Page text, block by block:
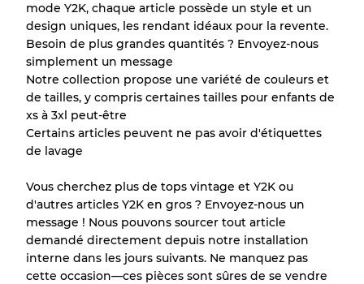
Qualité APresque neuf, usure légère
Qualité BPeu utilisé
Qualité CUsure visible avec taches
Répartition pour ratios mixtes
Qualité AB
70% A, 30% B
Qualité BC
60% B, 40% C
Qualité ABC
30% A, 40% B, 30% C
mode Y2K, chaque article possède un style et un
design uniques, les rendant idéaux pour la revente.
Besoin de plus grandes quantités ? Envoyez-nous
simplement un message
Notre collection propose une variété de couleurs et
de tailles, y compris certaines tailles pour enfants de
xs à 3xl peut-être
Certains articles peuvent ne pas avoir d'étiquettes
de lavage
Vous cherchez plus de tops vintage et Y2K ou
d'autres articles Y2K en gros ? Envoyez-nous un
message ! Nous pouvons sourcer tout article
demandé directement depuis notre installation
interne dans les jours suivants. Ne manquez pas
cette occasion—ces pièces sont sûres de se vendre